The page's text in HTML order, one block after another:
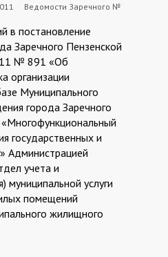
Ведомости Заречного №
в постановление
Заречного Пензенской
№ 891 «Об
организации
Муниципального
города Заречного
государственных и
Администрацией
учета и
муниципальной услуги
помещений
жилищного